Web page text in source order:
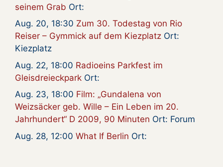
seinem Grab Ort:
Aug. 20, 18:30 Zum 30. Todestag von Rio
Reiser – Gymmick auf dem Kiezplatz Ort:
Kiezplatz
Aug. 22, 18:00 Radioeins Parkfest im
Gleisdreieckpark Ort:
Aug. 23, 18:00 Film: „Gundalena von
Weizsäcker geb. Wille – Ein Leben im 20.
Jahrhundert“ D 2009, 90 Minuten Ort: Forum
Aug. 28, 12:00 What If Berlin Ort: